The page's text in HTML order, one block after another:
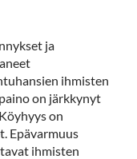
ja
ihmisten
on järkkynyt
on
Epävarmuus
ihmisten